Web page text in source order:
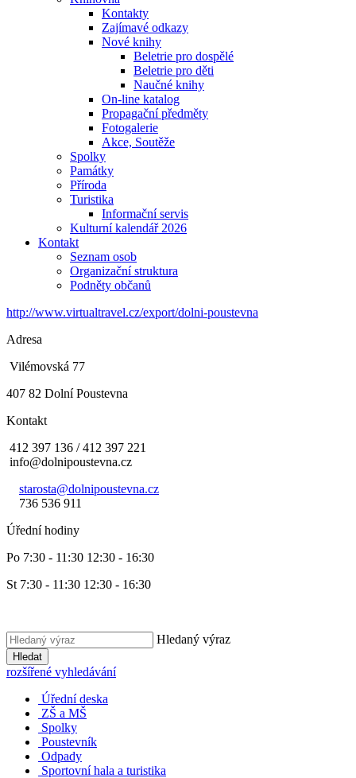
Kontakty
Zajímavé odkazy
Nové knihy
Beletrie pro dospělé
Beletrie pro děti
Naučné knihy
On-line katalog
Propagační předměty
Fotogalerie
Akce, Soutěže
Spolky
Památky
Příroda
Turistika
Informační servis
Kulturní kalendář 2026
Kontakt
Seznam osob
Organizační struktura
Podněty občanů
http://www.virtualtravel.cz/export/dolni-poustevna
Adresa
Vilémovská 77
407 82 Dolní Poustevna
Kontakt
412 397 136 / 412 397 221
info@dolnipoustevna.cz
starosta@dolnipoustevna.cz
736 536 911
Úřední hodiny
Po 7:30 - 11:30 12:30 - 16:30
St 7:30 - 11:30 12:30 - 16:30
Hledaný výraz
Hledat
rozšířené vyhledávání
Úřední deska
ZŠ a MŠ
Spolky
Poustevník
Odpady
Sportovní hala a turistika